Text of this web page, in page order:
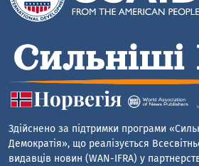
Здійснено за підтримки програми
Демократія», що реалізується
видавців новин (WAN-IFRA) у